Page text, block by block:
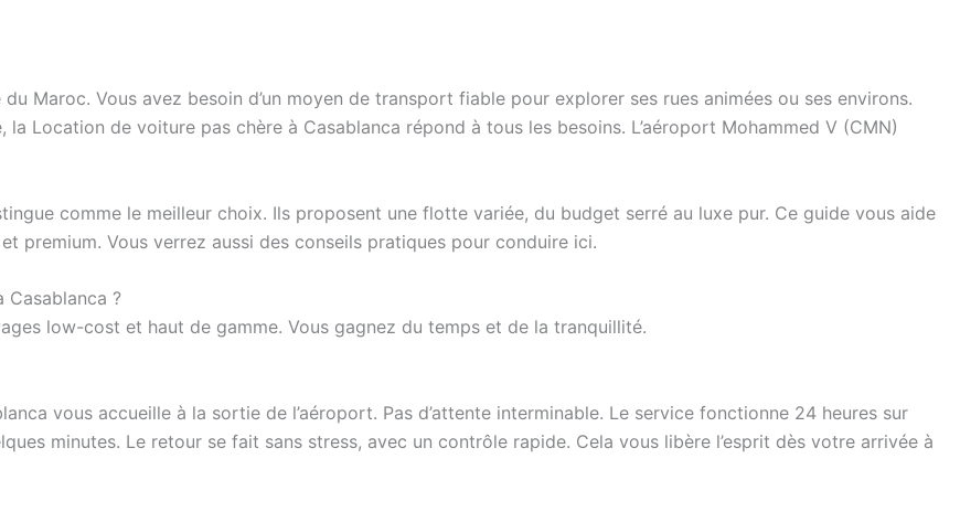
Maroc. Vous avez besoin d’un moyen de transport fiable pour explorer ses rues animées ou ses environs.
Location de voiture pas chère à Casablanca répond à tous les besoins. L’aéroport Mohammed V (CMN)
comme le meilleur choix. Ils proposent une flotte variée, du budget serré au luxe pur. Ce guide vous aide
premium. Vous verrez aussi des conseils pratiques pour conduire ici.
?
low-cost et haut de gamme. Vous gagnez du temps et de la tranquillité.
vous accueille à la sortie de l’aéroport. Pas d’attente interminable. Le service fonctionne 24 heures sur
minutes. Le retour se fait sans stress, avec un contrôle rapide. Cela vous libère l’esprit dès votre arrivée à